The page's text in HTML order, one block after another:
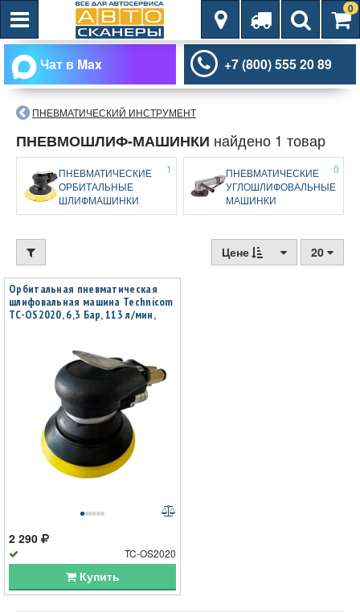
0
Чат в Max +7 (800) 555 20 89
ПНЕВМАТИЧЕСКИЙ ИНСТРУМЕНТ
ПНЕВМОШЛИФ-МАШИНКИ найдено 1 товар
ПНЕВМАТИЧЕСКИЕ
ОРБИТАЛЬНЫЕ
ШЛИФМАШИНКИ
1
ПНЕВМАТИЧЕСКИЕ
УГЛОШЛИФОВАЛЬНЫЕ
МАШИНКИ
0
Цене 20
Орбитальная пневматическая
шлифовальная машина Technicom
TC-OS2020, 6,3 Бар, 113 л/мин,
2 290
TC-OS2020
Купить